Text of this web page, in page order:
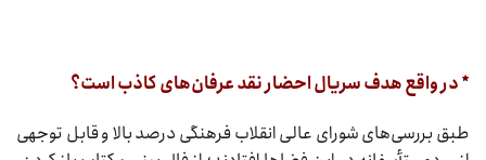
* در واقع هدف سریال احضار نقد عرفان‌های کاذب است؟
طبق بررسی‌های شورای عالی انقلاب فرهنگی درصد بالا و قابل توجهی